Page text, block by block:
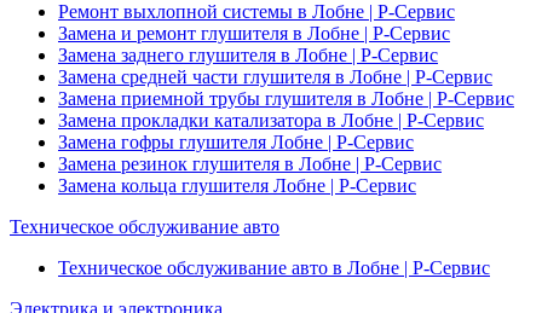
Ремонт выхлопной системы в Лобне | Р-Сервис
Замена и ремонт глушителя в Лобне | Р-Сервис
Замена заднего глушителя в Лобне | Р-Сервис
Замена средней части глушителя в Лобне | Р-Сервис
Замена приемной трубы глушителя в Лобне | Р-Сервис
Замена прокладки катализатора в Лобне | Р-Сервис
Замена гофры глушителя Лобне | Р-Сервис
Замена резинок глушителя в Лобне | Р-Сервис
Замена кольца глушителя Лобне | Р-Сервис
Техническое обслуживание авто
Техническое обслуживание авто в Лобне | Р-Сервис
Электрика и электроника